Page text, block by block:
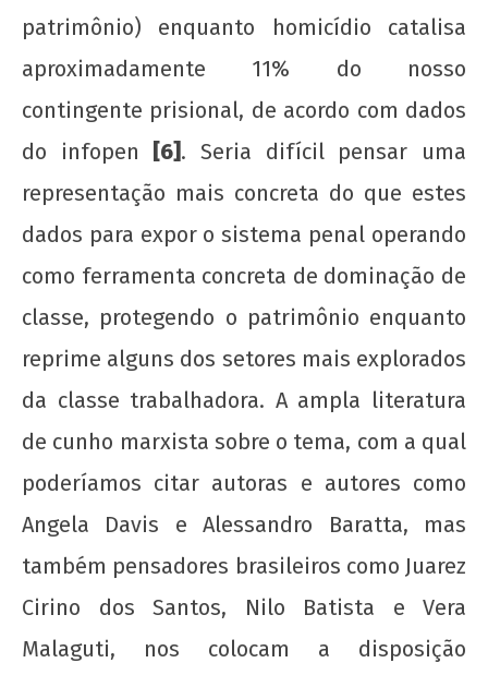
patrimônio) enquanto homicídio catalisa
aproximadamente 11% do nosso
contingente prisional, de acordo com dados
do infopen
[6] . Seria difícil pensar uma
representação mais concreta do que estes
dados para expor o sistema penal operando
como ferramenta concreta de dominação de
classe, protegendo o patrimônio enquanto
reprime alguns dos setores mais explorados
da classe trabalhadora. A ampla literatura
de cunho marxista sobre o tema, com a qual
poderíamos citar autoras e autores como
Angela Davis e Alessandro Baratta, mas
também pensadores brasileiros como Juarez
Cirino dos Santos, Nilo Batista e Vera
Malaguti, nos colocam a disposição